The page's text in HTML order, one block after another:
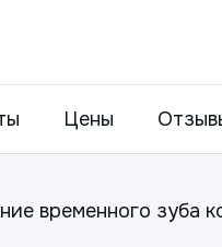
Цены
временного зуба